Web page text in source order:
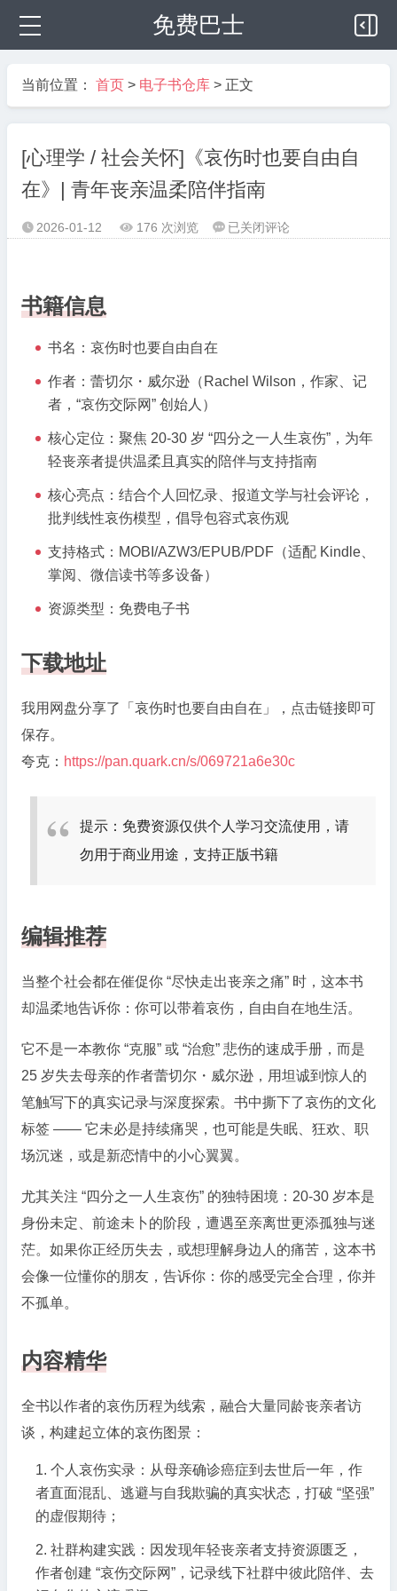
免费巴士
当前位置： 首页 > 电子书仓库 > 正文
[心理学 / 社会关怀]《哀伤时也要自由自
在》| 青年丧亲温柔陪伴指南
 2026-01-12  176 次浏览  [心
怀]
时
也
自
由
自
陪
指
已关闭评论
书籍信息
书名：哀伤时也要自由自在
作者：蕾切尔・威尔逊（Rachel Wilson，作家、记
者，“哀伤交际网” 创始人）
核心定位：聚焦 20-30 岁 “四分之一人生哀伤”，为年
轻丧亲者提供温柔且真实的陪伴与支持指南
核心亮点：结合个人回忆录、报道文学与社会评论，
批判线性哀伤模型，倡导包容式哀伤观
支持格式：MOBI/AZW3/EPUB/PDF（适配 Kindle、
掌阅、微信读书等多设备）
资源类型：免费电子书
下载地址
我用网盘分享了「哀伤时也要自由自在」，点击链接即可
保存。
夸克： https://pan.quark.cn/s/069721a6e30c
提示：免费资源仅供个人学习交流使用，请
勿用于商业用途，支持正版书籍
编辑推荐
当整个社会都在催促你 “尽快走出丧亲之痛” 时，这本书
却温柔地告诉你：你可以带着哀伤，自由自在地生活。
它不是一本教你 “克服” 或 “治愈” 悲伤的速成手册，而是
25 岁失去母亲的作者蕾切尔・威尔逊，用坦诚到惊人的
笔触写下的真实记录与深度探索。书中撕下了哀伤的文化
标签 —— 它未必是持续痛哭，也可能是失眠、狂欢、职
场沉迷，或是新恋情中的小心翼翼。
尤其关注 “四分之一人生哀伤” 的独特困境：20-30 岁本是
身份未定、前途未卜的阶段，遭遇至亲离世更添孤独与迷
茫。如果你正经历失去，或想理解身边人的痛苦，这本书
会像一位懂你的朋友，告诉你：你的感受完全合理，你并
不孤单。
内容精华
全书以作者的哀伤历程为线索，融合大量同龄丧亲者访
谈，构建起立体的哀伤图景：
个人哀伤实录：从母亲确诊癌症到去世后一年，作
者直面混乱、逃避与自我欺骗的真实状态，打破 “坚强”
的虚假期待；
社群构建实践：因发现年轻丧亲者支持资源匮乏，
作者创建 “哀伤交际网”，记录线下社群中彼此陪伴、去